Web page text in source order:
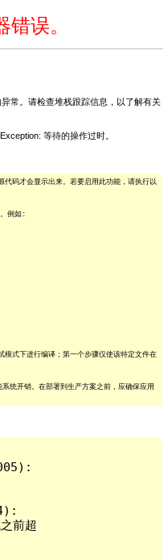
误。
常。请检查堆栈跟踪信息，以了解有关
等待的操作过时。
代码才会显示出来。若要启用此功能，请执行以
例如:
模式下进行编译；第一个步骤仅使该特定文件在
统开销。在部署到生产方案之前，应确保应用
前超